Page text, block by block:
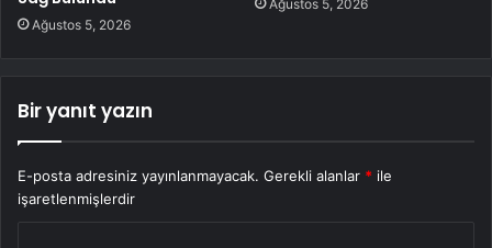
Ağustos 5, 2026
Ağustos 5, 2026
Bir yanıt yazın
E-posta adresiniz yayınlanmayacak. Gerekli alanlar * ile
işaretlenmişlerdir